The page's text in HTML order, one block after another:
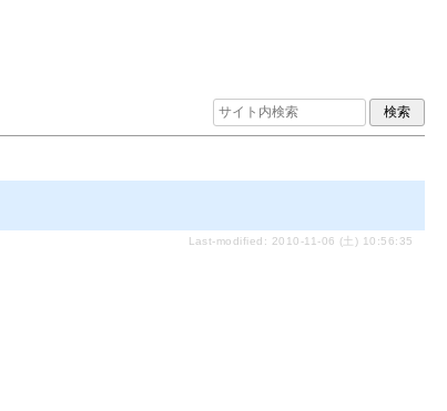
Last-modified: 2010-11-06 (土) 10:56:35